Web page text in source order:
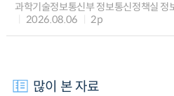
과학기술정보통신부 정보통신정책실 정
2026.08.06
2p
많이 본 자료